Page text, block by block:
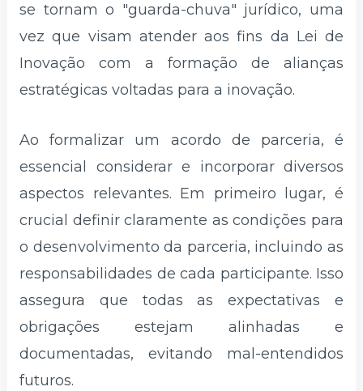
se tornam o "guarda-chuva" jurídico, uma
vez que visam atender aos fins da Lei de
Inovação com a formação de alianças
estratégicas voltadas para a inovação.
Ao formalizar um acordo de parceria, é
essencial considerar e incorporar diversos
aspectos relevantes. Em primeiro lugar, é
crucial definir claramente as condições para
o desenvolvimento da parceria, incluindo as
responsabilidades de cada participante. Isso
assegura que todas as expectativas e
obrigações estejam alinhadas e
documentadas, evitando mal-entendidos
futuros.